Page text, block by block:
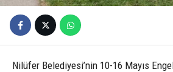
Nilüfer Belediyesi’nin 10-16 Mayıs